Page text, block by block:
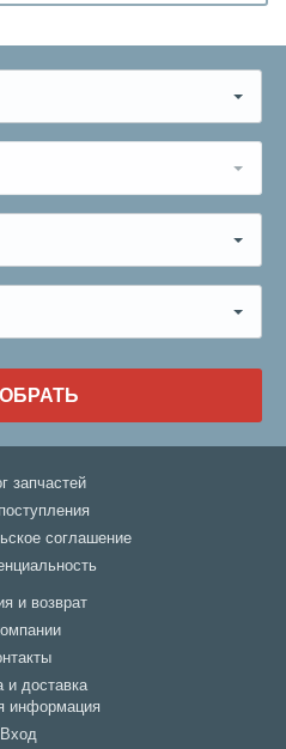
запчастей
соглашение
и возврат
и доставка
информация
Вход